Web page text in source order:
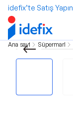
idefix’te Satış Yapın
Ana sayfa Süpermarket